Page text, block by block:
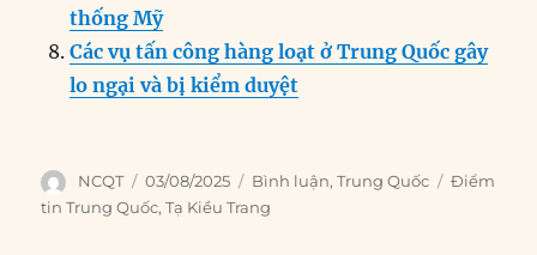
thống Mỹ
Các vụ tấn công hàng loạt ở Trung Quốc gây
lo ngại và bị kiểm duyệt
Author
NCQT
Posted
on
03/08/2025 Categories
Bình luận,Trung Quốc Tags
Điểm
tin Trung Quốc,Tạ Kiều Trang